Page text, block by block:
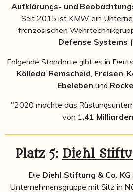
Aufklärungs- und
Seit 2015 ist KMW ein
französischen
Defense Systems
Folgende Standorte gibt es in
Kölleda Remscheid Freisen
Ebeleben und
"2020 machte das
von 1,41
Platz 5: Diehl
Die Diehl Stiftung & Co. KG
Unternehmensgruppe mit Sitz in